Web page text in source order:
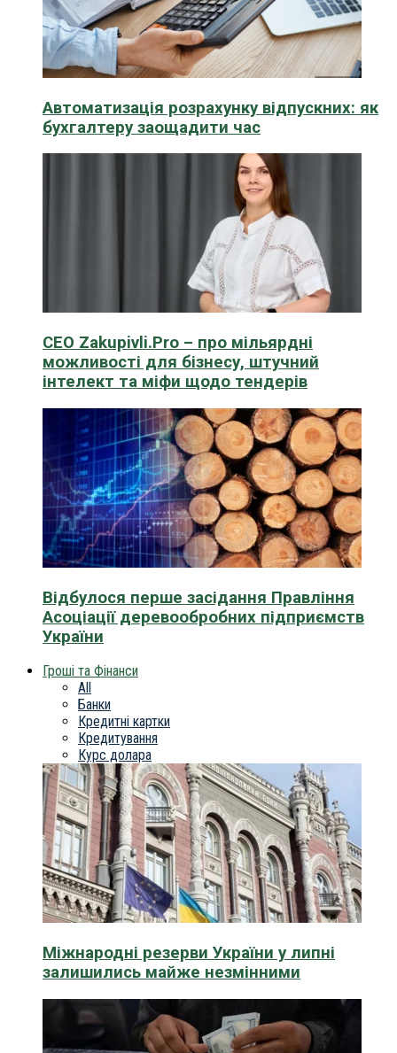
Автоматизація розрахунку відпускних: як
бухгалтеру заощадити час
CEO Zakupivli.Pro – про мільярдні
можливості для бізнесу, штучний
інтелект та міфи щодо тендерів
Відбулося перше засідання Правління
Асоціації деревообробних підприємств
України
Гроші та Фінанси
All
Банки
Кредитні картки
Кредитування
Курс долара
Міжнародні резерви України у липні
залишились майже незмінними